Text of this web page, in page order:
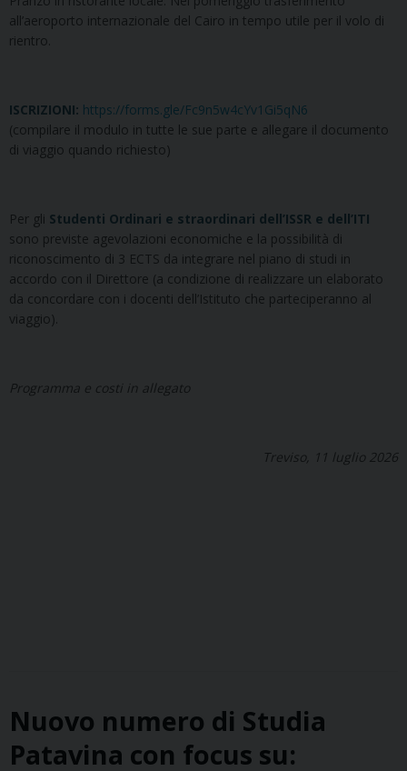
all’aeroporto internazionale del Cairo in tempo utile per il volo di
rientro.
ISCRIZIONI: https://forms.gle/Fc9n5w4cYv1Gi5qN6
(compilare il modulo in tutte le sue parte e allegare il documento
di viaggio quando richiesto)
Per gli Studenti Ordinari e straordinari dell’ISSR e dell’ITI
sono previste agevolazioni economiche e la possibilità di
riconoscimento di 3 ECTS da integrare nel piano di studi in
accordo con il Direttore (a condizione di realizzare un elaborato
da concordare con i docenti dell’Istituto che parteciperanno al
viaggio).
Programma e costi in allegato
Treviso, 11 luglio 2026
Nuovo numero di Studia
Patavina con focus su: